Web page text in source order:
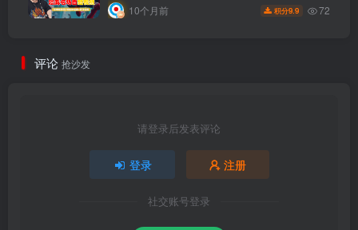
姆级教学—AI视频制作教程_AI创作_AI短片
_AI脚本_AI绘画_AIGC人工智能！
10个月前 积分9.9 72
评论 抢沙发
请登录后发表评论
登录 注册
社交账号登录